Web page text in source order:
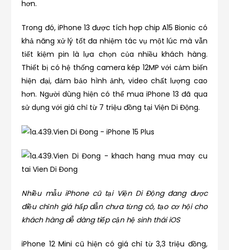
hơn.
Trong đó, iPhone 13 được tích hợp chip A15 Bionic có
khả năng xử lý tốt đa nhiệm tác vụ một lúc mà vẫn
tiết kiệm pin là lựa chọn của nhiều khách hàng.
Thiết bị có hệ thống camera kép 12MP với cảm biến
hiện đại, đảm bảo hình ảnh, video chất lượng cao
hơn. Người dùng hiện có thể mua iPhone 13 đã qua
sử dụng với giá chỉ từ 7 triệu đồng tại Viện Di Động.
Nhiều mẫu iPhone cũ tại Viện Di Động đang được
điều chỉnh giá hấp dẫn chưa từng có, tạo cơ hội cho
khách hàng dễ dàng tiếp cận hệ sinh thái iOS
iPhone 12 Mini cũ hiện có giá chỉ từ 3,3 triệu đồng,